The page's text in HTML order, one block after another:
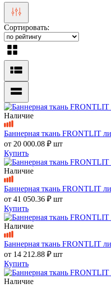
Сортировать:
Наличие
Баннерная ткань FRONTLIT
от 20 000.08 ₽ шт
Купить
Наличие
Баннерная ткань FRONTLIT
от 41 050.36 ₽ шт
Купить
Наличие
Баннерная ткань FRONTLIT
от 14 212.88 ₽ шт
Купить
Наличие